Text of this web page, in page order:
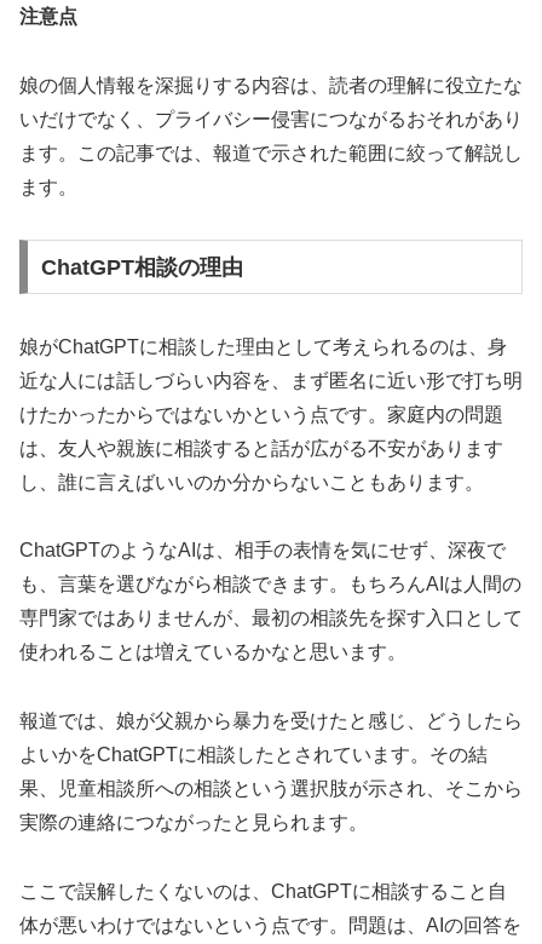
注意点
娘の個人情報を深掘りする内容は、読者の理解に役立たな
いだけでなく、プライバシー侵害につながるおそれがあり
ます。この記事では、報道で示された範囲に絞って解説し
ます。
ChatGPT相談の理由
娘がChatGPTに相談した理由として考えられるのは、身
近な人には話しづらい内容を、まず匿名に近い形で打ち明
けたかったからではないかという点です。家庭内の問題
は、友人や親族に相談すると話が広がる不安があります
し、誰に言えばいいのか分からないこともあります。
ChatGPTのようなAIは、相手の表情を気にせず、深夜で
も、言葉を選びながら相談できます。もちろんAIは人間の
専門家ではありませんが、 最初の相談先を探す入口として
使われることは増えているかなと思います。
報道では、娘が父親から暴力を受けたと感じ、どうしたら
よいかをChatGPTに相談したとされています。その結
果、児童相談所への相談という選択肢が示され、そこから
実際の連絡につながったと見られます。
ここで誤解したくないのは、ChatGPTに相談すること自
体が悪いわけではないという点です。問題は、AIの回答を